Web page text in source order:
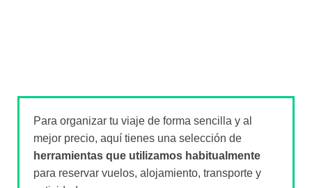
Para organizar tu viaje de forma sencilla y al
mejor precio, aquí tienes una selección de
herramientas que utilizamos habitualmente
para reservar vuelos, alojamiento, transporte y